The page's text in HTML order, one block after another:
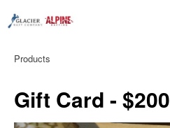
Products
Gift Card - $200